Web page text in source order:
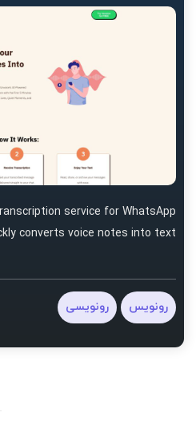
service for WhatsApp
converts voice notes into text
رونویس رونویسی